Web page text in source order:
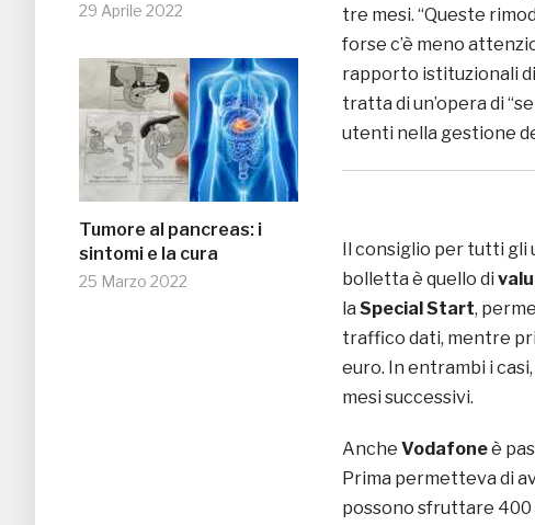
29 Aprile 2022
Tumore al pancreas: i
sintomi e la cura
25 Marzo 2022
tre mesi. “Queste
forse c’è meno
rapporto istituzionali
tratta di un’opera di
utenti nella gestione
Il consiglio per tutti
bolletta è quello di
la Special Start,
traffico dati, mentre
euro. In entrambi i
mesi successivi.
Anche Vodafoneè
Prima permetteva di
possono sfruttare 400